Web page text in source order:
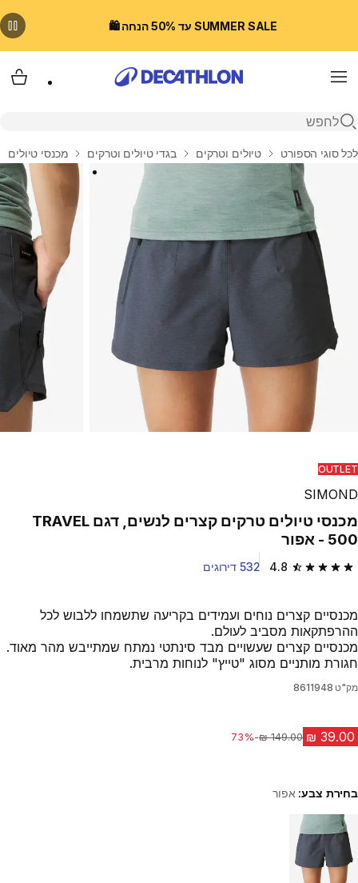
SUMMER SALE עד 50% הנחה 🛍️
Menu
פתיחת חיפוש
בית
לכל סוגי הספורט טיולים וטרקים בגדי טיולים וטרקים מכנסי טיולים
OUTLET
SIMOND
מכנסי טיולים טרקים קצרים לנשים, דגם TRAVEL
500 - אפור
4.8 4.8 out of 5 stars from 532 reviews 532 דירוגים
מכנסיים קצרים נוחים ועמידים בקריעה שתשמחו ללבוש לכל
ההרפתקאות מסביב לעולם.
מכנסיים קצרים שעשויים מבד סינתטי נמתח שמתייבש מהר מאוד.
חגורת מותניים מסוג "טייץ" לנוחות מרבית.
מק"ט 8611948
מחיר לפני הנחה
-73%
בחירת צבע: אפור
Choose a variant